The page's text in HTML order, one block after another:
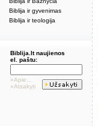
Biblija ir gyvenimas
Biblija ir teologija
Biblija.lt naujienos
el. paštu:
»Apie...
»Atsakyti